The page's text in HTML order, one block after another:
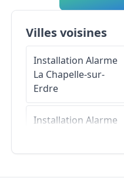
Villes voisines
Installation Alarme
La Chapelle-sur-
Erdre
Installation Alarme